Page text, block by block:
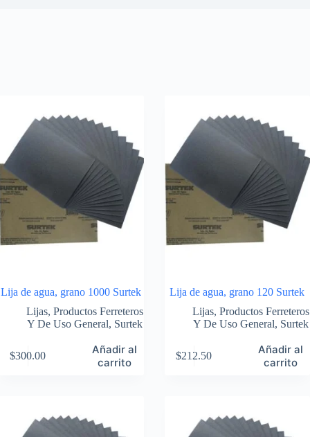
Lija de agua, grano 1000 Surtek
Lijas,Productos Ferreteros
Y De Uso General, Surtek
$300.00
Añadir al
carrito
Lija de agua, grano 120 Surtek
Lijas,Productos Ferreteros
Y De Uso General, Surtek
$212.50
Añadir al
carrito